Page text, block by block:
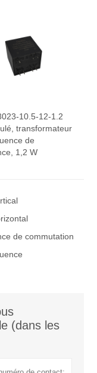
10.5-12-1.2
transformateur
de
1,2 W
de commutation
(dans les